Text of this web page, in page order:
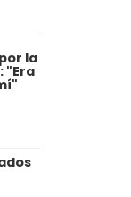
la
"Era